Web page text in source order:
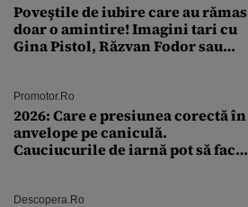
Poveştile de iubire care au rămas
doar o amintire! Imagini tari cu
Gina Pistol, Răzvan Fodor sau
Promotor.ro
2026: Care e presiunea corectă în
anvelope pe caniculă.
Cauciucurile de iarnă pot să facă
Descopera.ro